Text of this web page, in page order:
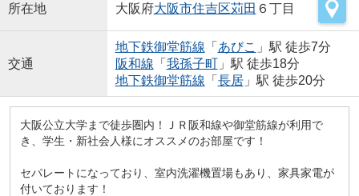
所在地 大阪府大阪市住吉区苅田 ６丁目
交通
地下鉄御堂筋線 「 あびこ 」駅 徒歩7分
阪和線 「 我孫子町」駅 徒歩18分
地下鉄御堂筋線 「 長居」駅 徒歩20分
大阪公立大学まで徒歩圏内！ＪＲ阪和線や御堂筋線が利用で
き、学生・新社会人様にオススメのお部屋です！
セパレートになっており、室内洗濯機置場もあり、家具家電が
付いております！